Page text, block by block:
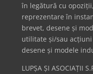
în legătură cu
reprezentare în
brevet, desene și
utilitate și/sau
desene și modele
LUPȘA ȘI ASOCIAȚII